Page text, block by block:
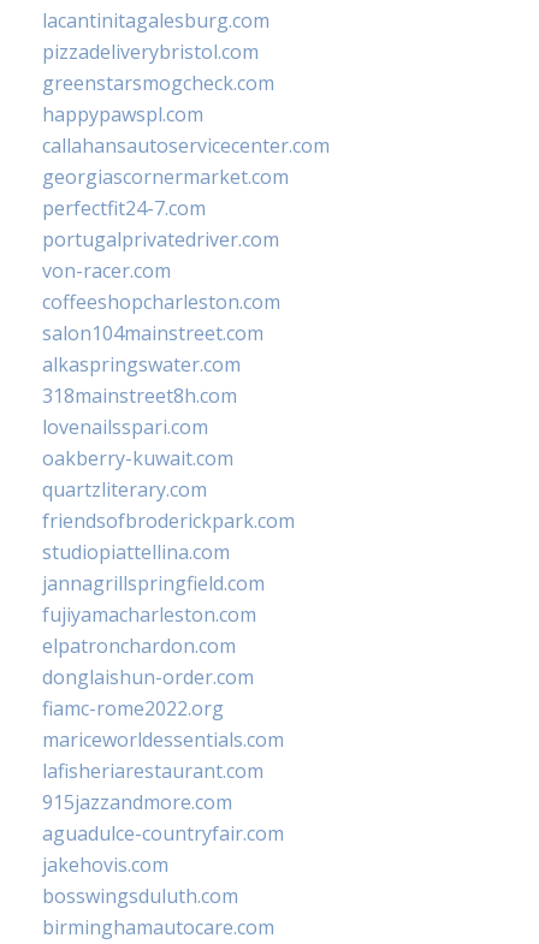
lacantinitagalesburg.com
pizzadeliverybristol.com
greenstarsmogcheck.com
happypawspl.com
callahansautoservicecenter.com
georgiascornermarket.com
perfectfit24-7.com
portugalprivatedriver.com
von-racer.com
coffeeshopcharleston.com
salon104mainstreet.com
alkaspringswater.com
318mainstreet8h.com
lovenailsspari.com
oakberry-kuwait.com
quartzliterary.com
friendsofbroderickpark.com
studiopiattellina.com
jannagrillspringfield.com
fujiyamacharleston.com
elpatronchardon.com
donglaishun-order.com
fiamc-rome2022.org
mariceworldessentials.com
lafisheriarestaurant.com
915jazzandmore.com
aguadulce-countryfair.com
jakehovis.com
bosswingsduluth.com
birminghamautocare.com